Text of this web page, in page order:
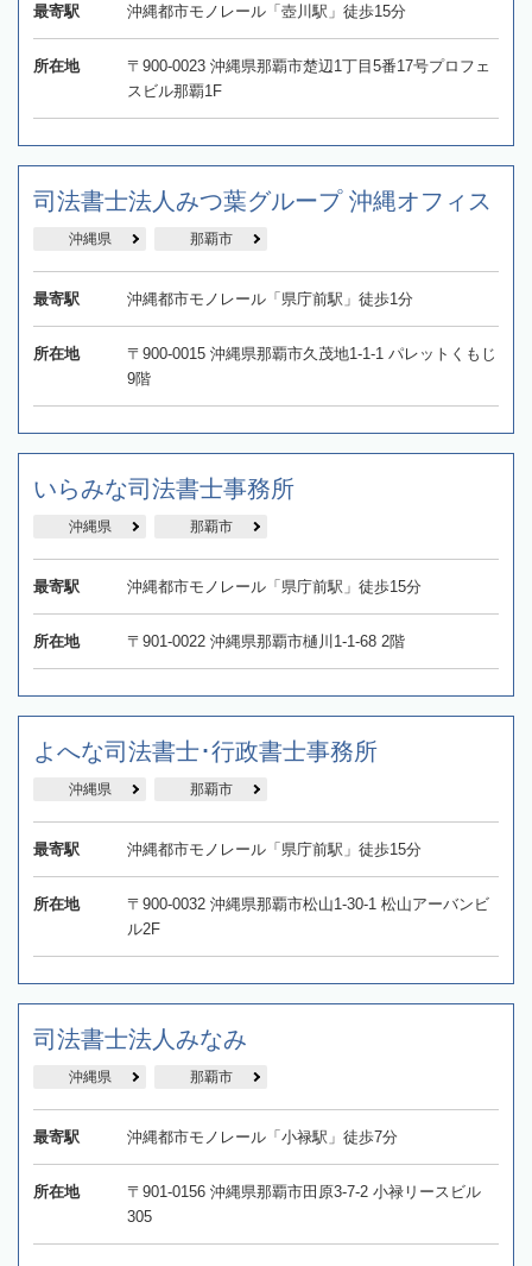
最寄駅 沖縄都市モノレール「壺川駅」徒歩15分
所在地
〒900-0023 沖縄県那覇市楚辺1丁目5番17号プロフェ
スビル那覇1F
司法書士法人みつ葉グループ 沖縄オフィス
沖縄県 那覇市
最寄駅 沖縄都市モノレール「県庁前駅」徒歩1分
所在地
〒900-0015 沖縄県那覇市久茂地1-1-1 パレットくもじ
9階
いらみな司法書士事務所
沖縄県 那覇市
最寄駅 沖縄都市モノレール「県庁前駅」徒歩15分
所在地 〒901-0022 沖縄県那覇市樋川1-1-68 2階
よへな司法書士･行政書士事務所
沖縄県 那覇市
最寄駅 沖縄都市モノレール「県庁前駅」徒歩15分
所在地
〒900-0032 沖縄県那覇市松山1-30-1 松山アーバンビ
ル2F
司法書士法人みなみ
沖縄県 那覇市
最寄駅 沖縄都市モノレール「小禄駅」徒歩7分
所在地
〒901-0156 沖縄県那覇市田原3-7-2 小禄リースビル
305